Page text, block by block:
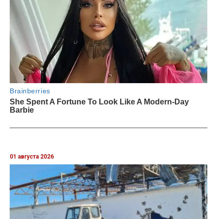
01 августа 2026